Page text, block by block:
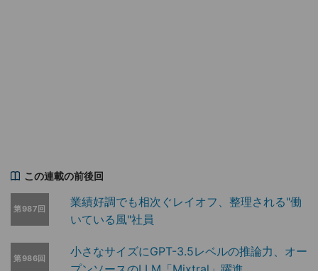
この連載の前後回
第987回
業績好調でも相次ぐレイオフ、整理される"働
いている風"社員
第986回
小さなサイズにGPT-3.5レベルの推論力、オー